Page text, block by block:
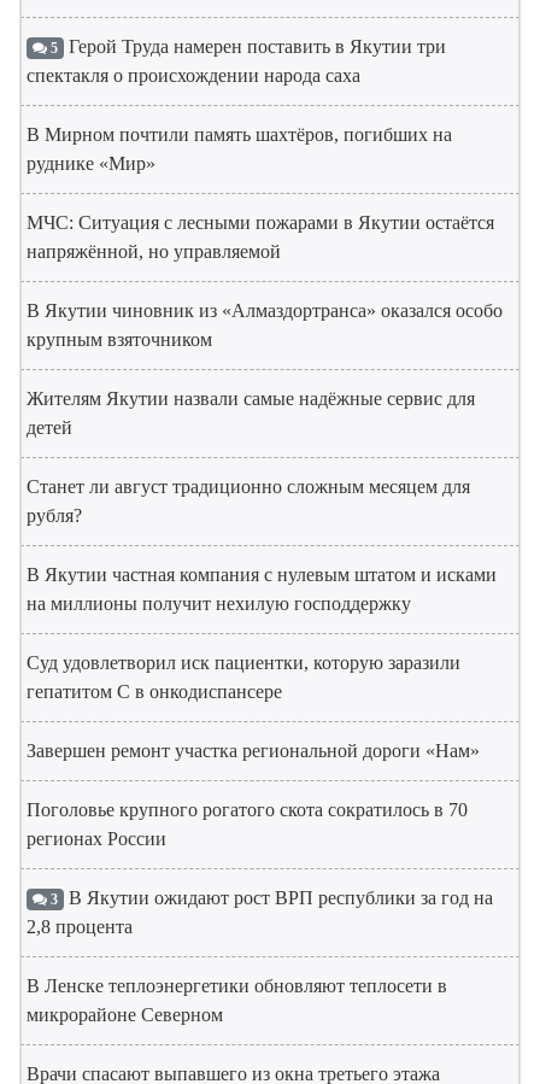
5 Герой Труда намерен поставить в Якутии три
спектакля о происхождении народа саха
В Мирном почтили память шахтёров, погибших на
руднике «Мир»
МЧС: Ситуация с лесными пожарами в Якутии остаётся
напряжённой, но управляемой
В Якутии чиновник из «Алмаздортранса» оказался особо
крупным взяточником
Жителям Якутии назвали самые надёжные сервис для
детей
Станет ли август традиционно сложным месяцем для
рубля?
В Якутии частная компания с нулевым штатом и исками
на миллионы получит нехилую господдержку
Суд удовлетворил иск пациентки, которую заразили
гепатитом С в онкодиспансере
Завершен ремонт участка региональной дороги «Нам»
Поголовье крупного рогатого скота сократилось в 70
регионах России
3 В Якутии ожидают рост ВРП республики за год на
2,8 процента
В Ленске теплоэнергетики обновляют теплосети в
микрорайоне Северном
Врачи спасают выпавшего из окна третьего этажа